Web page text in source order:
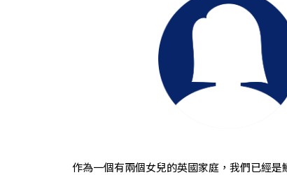
作為一個有兩個女兒的英國家庭，我們已經是